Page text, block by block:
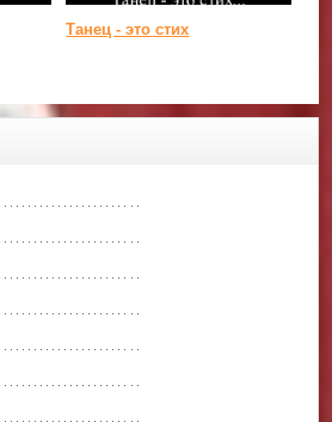
Танец - это стих